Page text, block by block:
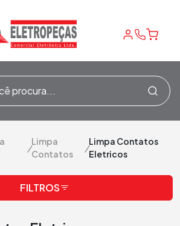
/
Limpa
Contatos
/
Limpa Contatos
Eletricos
FILTROS